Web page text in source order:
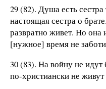
29 (82). Душа есть
настоящая сестра о
развратно живет. Но она
[нужное] время не
30 (83). На войну не идут
по-христиански не